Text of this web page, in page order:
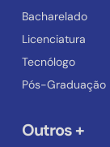
Bacharelado
Licenciatura
Tecnólogo
Pós-Graduação
Outros +